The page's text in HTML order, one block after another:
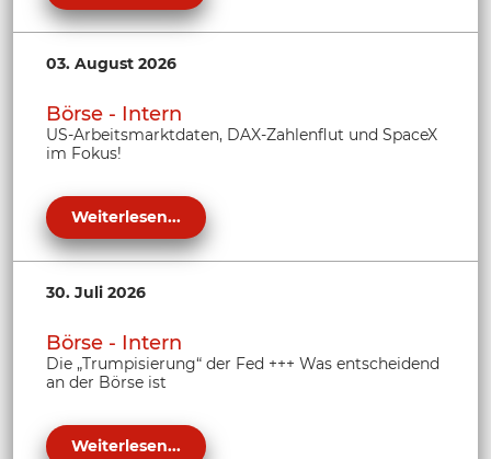
03. August 2026
Börse - Intern
US-Arbeitsmarktdaten, DAX-Zahlenflut und SpaceX
im Fokus!
Weiterlesen...
30. Juli 2026
Börse - Intern
Die „Trumpisierung“ der Fed +++ Was entscheidend
an der Börse ist
Weiterlesen...